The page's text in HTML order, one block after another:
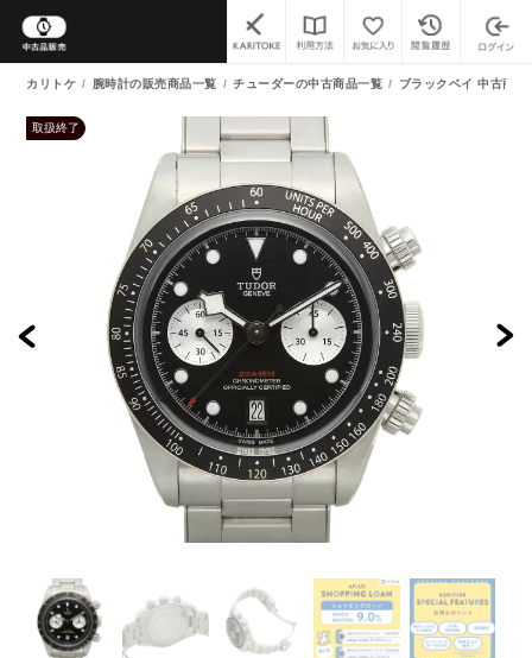
カリトケ 腕時計の販売商品一覧 チューダーの中古商品一覧 ブラックベイ 中古商品
取扱終了